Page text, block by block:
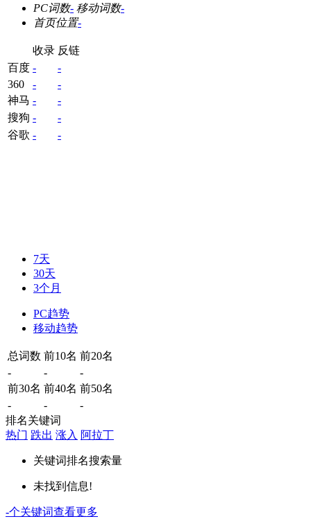
PC词数- 移动词数-
首页位置-
收录 反链
百度 -
-
360
-
-
神马 -
-
搜狗 -
-
谷歌 - -
7天
30天
3个月
PC趋势
移动趋势
总词数 前10名 前20名
-
-
-
前30名 前40名 前50名
-
-
-
排名关键词
热门 跌出 涨入 阿拉丁
关键词排名搜索量
未找到信息!
-个关键词查看更多